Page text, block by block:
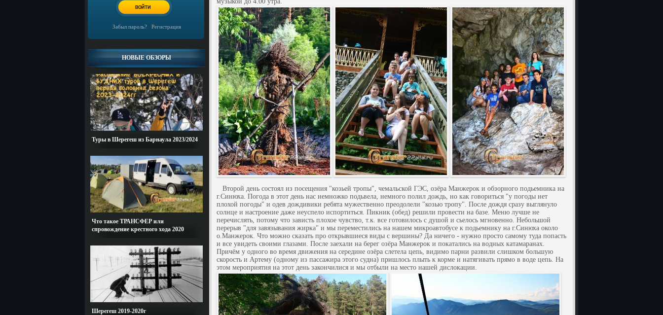
Забыл пароль?/ Регистрация
НОВЫЕ ОБЗОРЫ
Туры в Шерегеш из Барнаула 2023/2024
Что такое ТРАНСФЕР или
спровождение крестного хода 2020
Шерегеш 2019-2020г
Второй день состоял из посещения "козьей тропы", чемальской ГЭС, озёра Манжерок и обзорного подьемника на
г.Синюха. Погода в этот день нас немножко подьвела, немного полил дождь, но как говориться "у погоды нет
плохой погоды" и одев дождивики ребята мужественно преодолели "козью тропу". После дождя сразу выглянуло
солнце и настроение даже неуспело испортиться. Пикник (обед) решили провести на базе. Меню лучше не
перечислять, потому что зависть плохое чувство, т.к. все готовилось с душой и сьелось мгновенно. Небольшой
перерыв "для завязывания жирка" и мы переместились на нашем микроавтобусе к подьемнику на г.Синюха около
о.Манжерок. Что можно сказать про открывшиеся виды с вершины? Да ничего - нужно просто самому туда попасть
и все увидеть своими глазами. После заехали на берег озёра Манжерок и покатались на водных катамаранах.
Причём у одного во время движения на середине озёра слетела цепь, видимо парни развили слишком большую
скорость и Артему (одному из пассажира этого судна) пришлось плыть к корме и натягивать прямо в воде цепь. На
этом мероприятия на этот день закончилися и мы отбыли на место нашей дислокации.